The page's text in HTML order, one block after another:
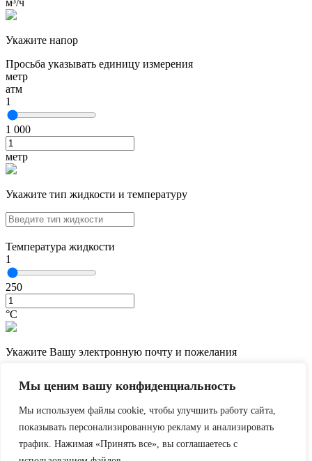
Мы ценим вашу конфиденциальность
Мы используем файлы cookie, чтобы улучшить работу сайта,
показывать персонализированную рекламу и анализировать
трафик. Нажимая «Принять все», вы соглашаетесь с
м³/ч
Укажите напор
Просьба указывать единицу измерения
метр
атм
1
1 000
метр
Укажите тип жидкости и температуру
Температура жидкости
1
250
°С
Укажите Вашу электронную почту и пожелания